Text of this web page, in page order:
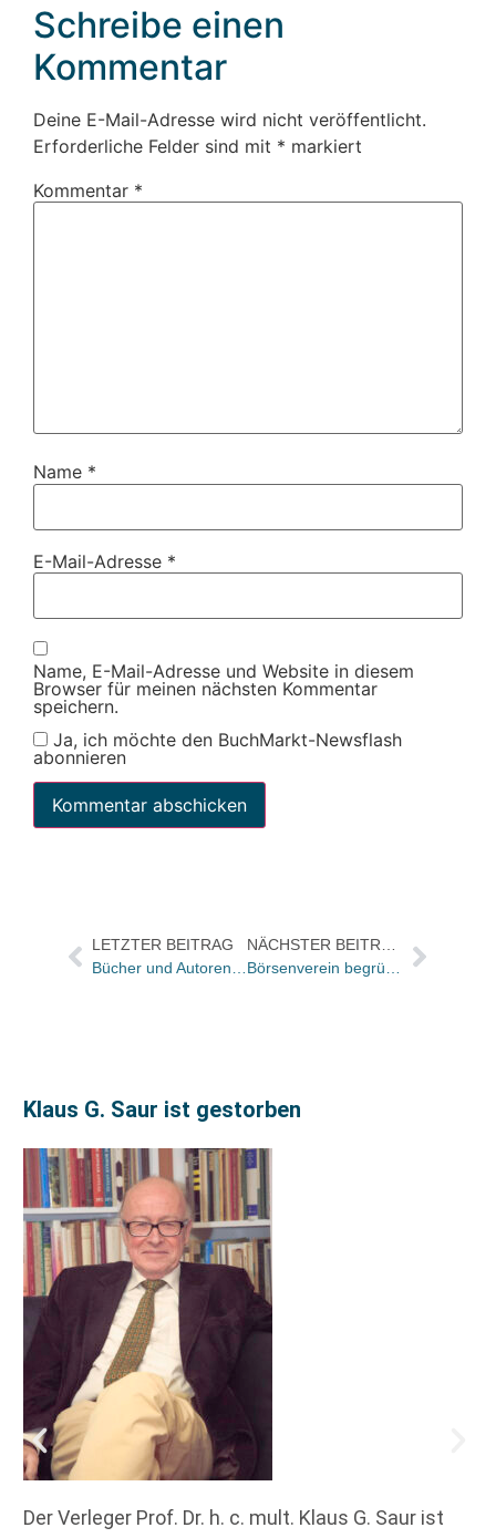
Schreibe einen
Kommentar
Deine E-Mail-Adresse wird nicht veröffentlicht.
Erforderliche Felder sind mit * markiert
Kommentar *
Name *
E-Mail-Adresse *
Name, E-Mail-Adresse und Website in diesem
Browser für meinen nächsten Kommentar
speichern.
Ja, ich möchte den BuchMarkt-Newsflash
abonnieren
LETZTER BEITRAG
Klaus G. Saur ist gestorben
Der Verleger Prof. Dr. h. c. mult. Klaus G. Saur ist